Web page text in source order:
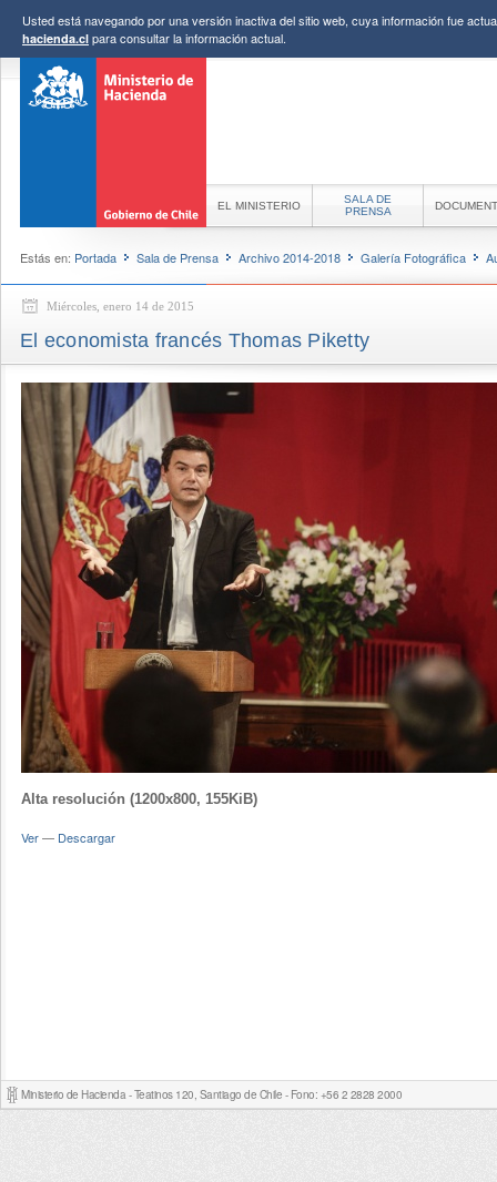
Usted está navegando por una versión inactiva del sitio web, cuya información fue
hacienda.cl para consultar la información actual.
EL MINISTERIO
SALA DE
PRENSA
Estás en: Portada Sala de Prensa Archivo 2014-2018 Galería Fotográfica
Miércoles, enero 14 de 2015
El economista francés Thomas Piketty
Alta resolución (1200x800, 155KiB)
Ver— Descargar
Ministerio de Hacienda - Teatinos 120, Santiago de Chile - Fono: +56 2 2828 2000